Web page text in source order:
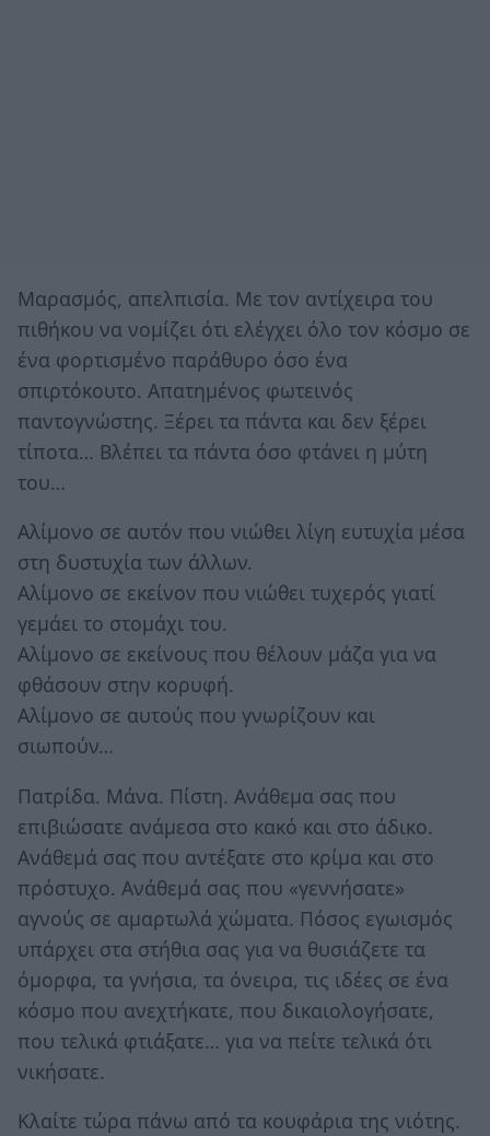
Μαρασμός, απελπισία. Με τον αντίχειρα του
πιθήκου να νομίζει ότι ελέγχει όλο τον κόσμο σε
ένα φορτισμένο παράθυρο όσο ένα
σπιρτόκουτο. Απατημένος φωτεινός
παντογνώστης. Ξέρει τα πάντα και δεν ξέρει
τίποτα… Βλέπει τα πάντα όσο φτάνει η μύτη
του…
Αλίμονο σε αυτόν που νιώθει λίγη ευτυχία μέσα
στη δυστυχία των άλλων.
Αλίμονο σε εκείνον που νιώθει τυχερός γιατί
γεμάει το στομάχι του.
Αλίμονο σε εκείνους που θέλουν μάζα για να
φθάσουν στην κορυφή.
Αλίμονο σε αυτούς που γνωρίζουν και
σιωπούν…
Πατρίδα. Μάνα. Πίστη. Ανάθεμα σας που
επιβιώσατε ανάμεσα στο κακό και στο άδικο.
Ανάθεμά σας που αντέξατε στο κρίμα και στο
πρόστυχο. Ανάθεμά σας που «γεννήσατε»
αγνούς σε αμαρτωλά χώματα. Πόσος εγωισμός
υπάρχει στα στήθια σας για να θυσιάζετε τα
όμορφα, τα γνήσια, τα όνειρα, τις ιδέες σε ένα
κόσμο που ανεχτήκατε, που δικαιολογήσατε,
που τελικά φτιάξατε… για να πείτε τελικά ότι
νικήσατε.
Κλαίτε τώρα πάνω από τα κουφάρια της νιότης.